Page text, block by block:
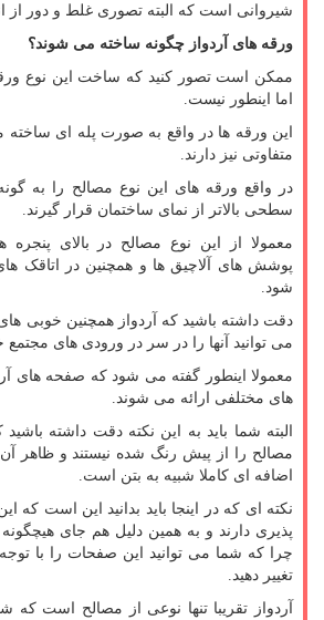
شیروانی است که البته تصوری غلط و دور از
ورقه های آردواز چگونه ساخته می شوند؟
ممکن است تصور کنید که ساخت این نوع
اما اینطور نیست.
این ورقه ها در واقع به صورت پله ای
متفاوتی نیز دارند.
در واقع ورقه های این نوع مصالح را به
سطحی بالاتر از نمای ساختمان قرار گیرند.
معمولا از این نوع مصالح در بالای پنجره
پوشش های آلاچیق ها و همچنین در اتاقک
شود.
دقت داشته باشید که آردواز همچنین خوبی
می توانید آنها را در سر در ورودی های مجتمع
معمولا اینطور گفته می شود که صفحه های
های مختلفی ارائه می شوند.
البته شما باید به این نکته دقت داشته
مصالح را از پیش رنگ شده نیستند و ظاهر
اضافه ای کاملا شبیه به بتن است.
نکته ای که در اینجا باید بدانید این است که
پذیری دارند و به همین دلیل هم جای
چرا که شما می توانید این صفحات را با
تغییر دهید.
آردواز تقریبا تنها نوعی از مصالح است که